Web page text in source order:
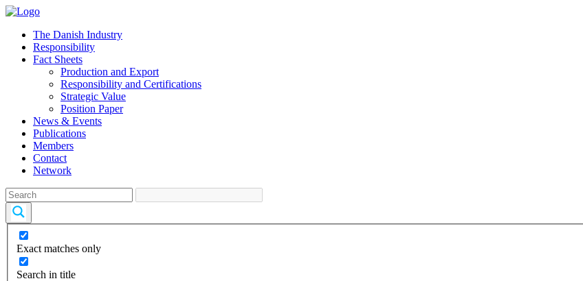
The Danish Industry
Responsibility
Fact Sheets
Production and Export
Responsibility and Certifications
Strategic Value
Position Paper
News & Events
Publications
Members
Contact
Network
Exact matches only
Search in title